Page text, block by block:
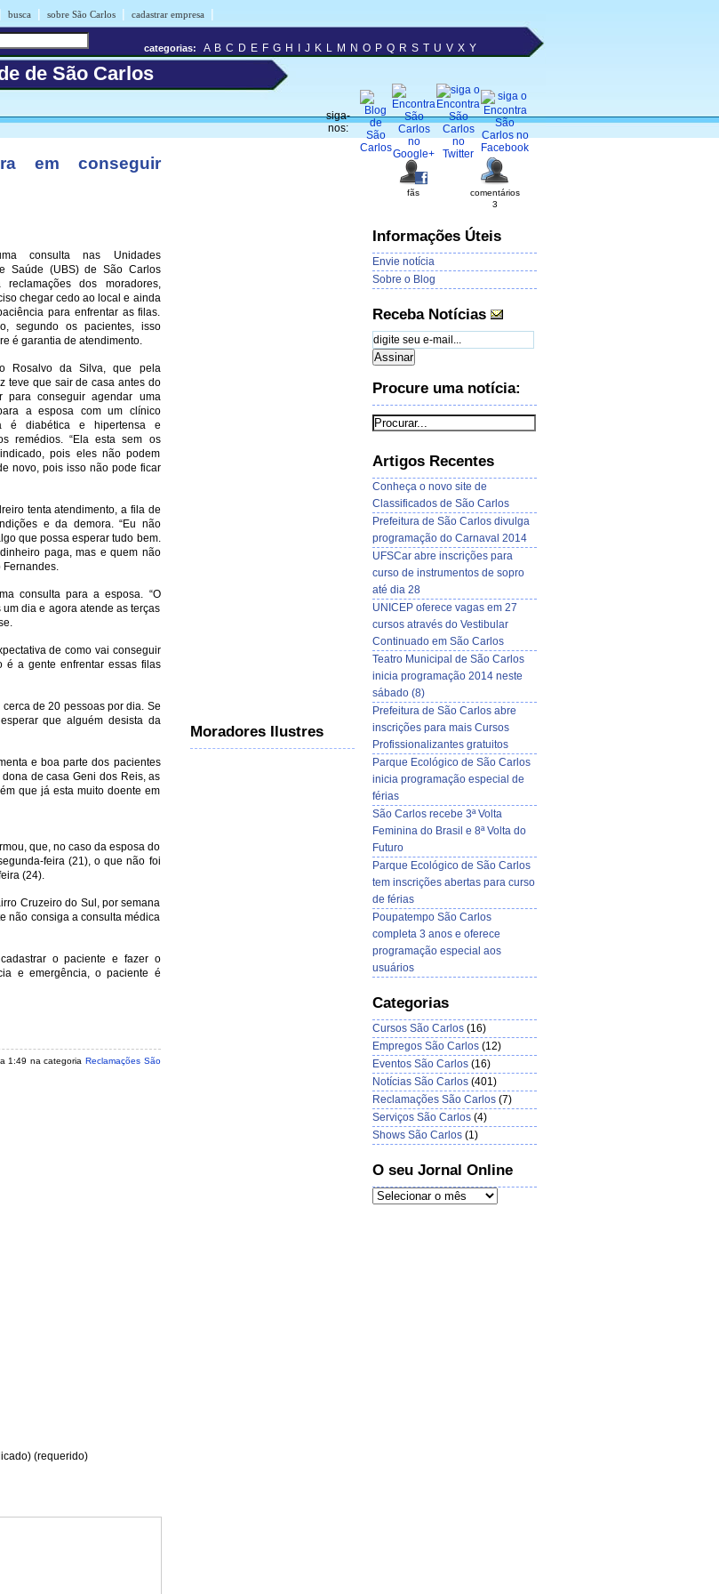
| busca | sobre São Carlos | cadastrar empresa |
de São Carlos
siga-
nos:
categorias: A B C D E F G H J K L M N O P Q R S T U V X Y
em conseguir
consulta nas Unidades
Saúde (UBS) de São Carlos
reclamações dos moradores,
chegar cedo ao local e ainda
para enfrentar as filas.
segundo os pacientes, isso
é garantia de atendimento.
Rosalvo da Silva, que pela
teve que sair de casa antes do
para conseguir agendar uma
a esposa com um clínico
é diabética e hipertensa e
remédios. “Ela esta sem os
pois eles não podem
novo, pois isso não pode ficar
tenta atendimento, a fila de
e da demora. “Eu não
que possa esperar tudo bem.
paga, mas e quem não
Fernandes.
consulta para a esposa. “O
dia e agora atende as terças
de como vai conseguir
é a gente enfrentar essas filas
de 20 pessoas por dia. Se
que alguém desista da
e boa parte dos pacientes
de casa Geni dos Reis, as
que já esta muito doente em
que, no caso da esposa do
feira (21), o que não foi
(24).
Cruzeiro do Sul, por semana
não consiga a consulta médica
o paciente e fazer o
e emergência, o paciente é
1:49 na categoria Reclamações São
(requerido)
Moradores Ilustres
fãs
comentários
3
Informações Úteis
Envie notícia
Sobre o Blog
Receba Notícias
Procure uma notícia:
Artigos Recentes
Conheça o novo site de
Classificados de São Carlos
Prefeitura de São Carlos divulga
programação do Carnaval 2014
UFSCar abre inscrições para
curso de instrumentos de sopro
até dia 28
UNICEP oferece vagas em 27
cursos através do Vestibular
Continuado em São Carlos
Teatro Municipal de São Carlos
inicia programação 2014 neste
sábado (8)
Prefeitura de São Carlos abre
inscrições para mais Cursos
Profissionalizantes gratuitos
Parque Ecológico de São Carlos
inicia programação especial de
férias
São Carlos recebe 3ª Volta
Feminina do Brasil e 8ª Volta do
Futuro
Parque Ecológico de São Carlos
tem inscrições abertas para curso
de férias
Poupatempo São Carlos
completa 3 anos e oferece
programação especial aos
usuários
Categorias
Cursos São Carlos(16)
Empregos São Carlos(12)
Eventos São Carlos(16)
Notícias São Carlos(401)
Reclamações São Carlos(7)
Serviços São Carlos(4)
Shows São Carlos(1)
O seu Jornal Online